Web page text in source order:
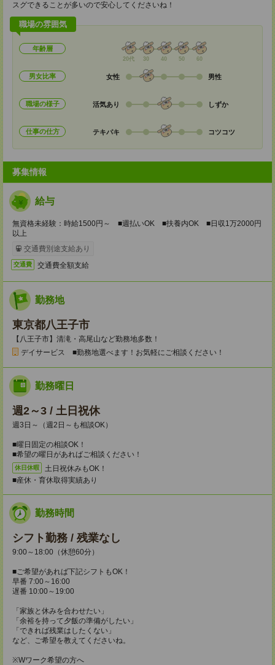
スグできることが多いので安心してくださいね！
職場の雰囲気
年齢層
20代 30 40 50 60
男女比率 女性 男性
職場の様子 活気あり しずか
仕事の仕方 テキパキ コツコツ
募集情報
給与
無資格未経験：時給1500円～ ■週払いOK ■扶養内OK ■日収1万2000円
以上
交通費別途支給あり
交通費 交通費全額支給
勤務地
東京都八王子市
【八王子市】清滝・高尾山など勤務地多数！
デイサービス ■勤務地選べます！お気軽にご相談ください！
勤務曜日
週2～3 / 土日祝休
週3日～（週2日～も相談OK）
■曜日固定の相談OK！
■希望の曜日があればご相談ください！
休日休暇
土日祝休みもOK！
■産休・育休取得実績あり
勤務時間
シフト勤務 / 残業なし
9:00～18:00（休憩60分）
■ご希望があれば下記シフトもOK！
早番 7:00～16:00
遅番 10:00～19:00
「家族と休みを合わせたい」
「余裕を持って夕飯の準備がしたい」
「できれば残業はしたくない」
など、ご希望を教えてくださいね。
※Wワーク希望の方へ